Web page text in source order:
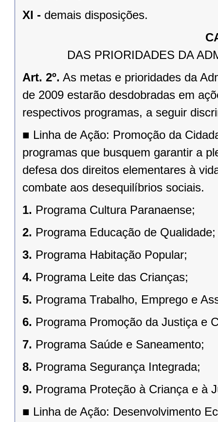
XI - demais disposições.
DAS PRIORIDADES DA
Art. 2º. As metas e prioridades da
de 2009 estarão desdobradas em
respectivos programas, a seguir
■ Linha de Ação: Promoção da
programas que busquem garantir a
defesa dos direitos elementares à
combate aos desequilíbrios sociais.
1. Programa Cultura Paranaense;
2. Programa Educação de Qualidade;
3. Programa Habitação Popular;
4. Programa Leite das Crianças;
5. Programa Trabalho, Emprego e
6. Programa Promoção da Justiça e
7. Programa Saúde e Saneamento;
8. Programa Segurança Integrada;
9. Programa Proteção à Criança e à
■ Linha de Ação: Desenvolvimento